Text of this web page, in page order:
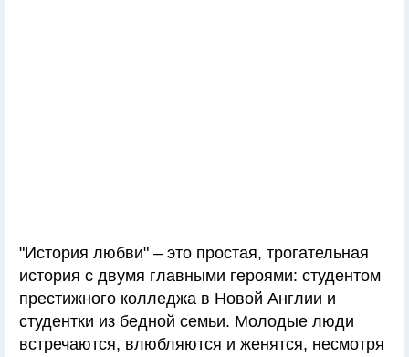
"История любви" – это простая, трогательная
история с двумя главными героями: студентом
престижного колледжа в Новой Англии и
студентки из бедной семьи. Молодые люди
встречаются, влюбляются и женятся, несмотря